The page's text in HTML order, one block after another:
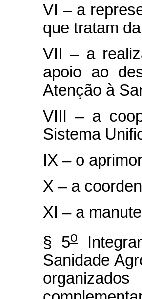
VI – a
que tratam
VII – a
apoio ao
Atenção à
VIII – a
Sistema
IX – o
X – a
XI – a
§ 5o
Sanidade